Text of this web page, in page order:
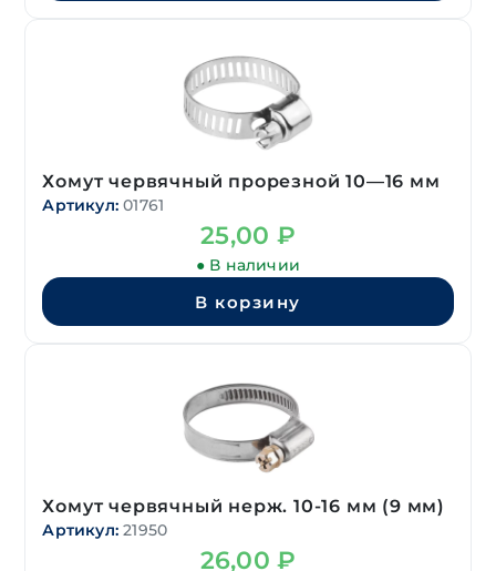
Хомут червячный прорезной 10—16 мм
Артикул: 01761
25,00 ₽
● В наличии
В корзину
Хомут червячный нерж. 10-16 мм (9 мм)
Артикул: 21950
26,00 ₽